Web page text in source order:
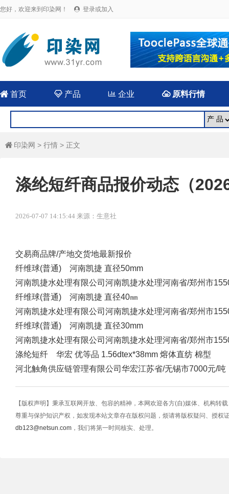
您好，欢迎来到印染网！  登录或加入
 首页 产品  企业 原料行情
 印染网 > 行情 > 正文
涤纶短纤商品报价动态（
2026-07-07 14:15:44 来源：生意社
交易商品牌/产地交货地最新报价
纤维球(普通) 河南凯捷 直径50mm
河南凯捷水处理有限公司 河南凯捷水处理河南省/郑州市
纤维球(普通) 河南凯捷 直径40㎜
河南凯捷水处理有限公司 河南凯捷水处理河南省/郑州市
纤维球(普通) 河南凯捷 直径30mm
河南凯捷水处理有限公司 河南凯捷水处理河南省/郑州市
涤纶短纤 华宏 优等品 1.56dtex*38mm 熔体直纺 棉型
河北触角供应链管理有限公司 华宏江苏省/无锡市7000元/吨
【版权声明】秉承互联网开放、包容的精神，本网欢迎各方(自)媒体、机构转
尊重与保护知识产权，如发现本站文章存在版权问题，烦请将版权疑问、授权
db123@netsun.com ，我们将第一时间核实、处理。